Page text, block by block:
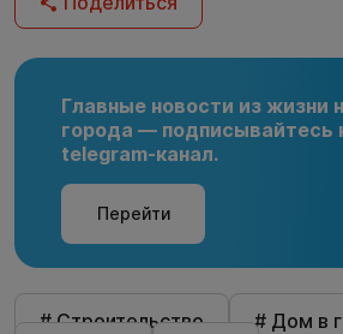
Главные новости из жизни
города — подписывайтесь
telegram-канал.
Перейти
# Строительство
# Дом в